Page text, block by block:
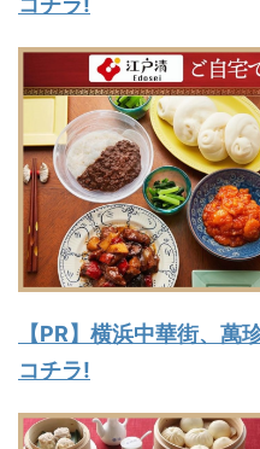
【PR】横浜中華街、
コチラ!